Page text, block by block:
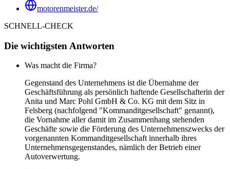
motorenmeister.de/
SCHNELL-CHECK
Die wichtigsten Antworten
Was macht die Firma?
Gegenstand des Unternehmens ist die Übernahme der
Geschäftsführung als persönlich haftende Gesellschafterin der
Anita und Marc Pohl GmbH & Co. KG mit dem Sitz in
Felsberg (nachfolgend "Kommanditgesellschaft" genannt),
die Vornahme aller damit im Zusammenhang stehenden
Geschäfte sowie die Förderung des Unternehmenszwecks der
vorgenannten Kommanditgesellschaft innerhalb ihres
Unternehmensgegenstandes, nämlich der Betrieb einer
Autoverwertung.